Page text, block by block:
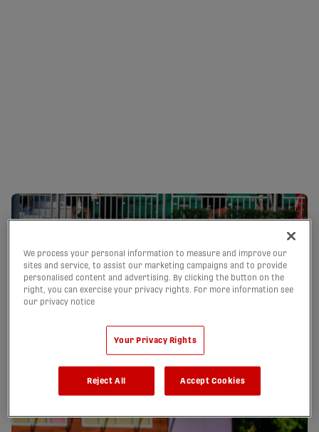
SAILLANTS
AVANT-MATCH : Le FC Supra accueille le Cavalry FC |
We process your personal information to measure and improve our
sites and service, to assist our marketing campaigns and to provide
personalised content and advertising. By clicking the button on the
right, you can exercise your privacy rights. For more information see
our privacy notice
Your Privacy Rights
Reject All Accept Cookies